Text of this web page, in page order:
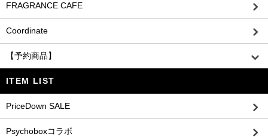
FRAGRANCE CAFE
Coordinate
【予約商品】
ITEM LIST
PriceDown SALE
Psychoboxコラボ